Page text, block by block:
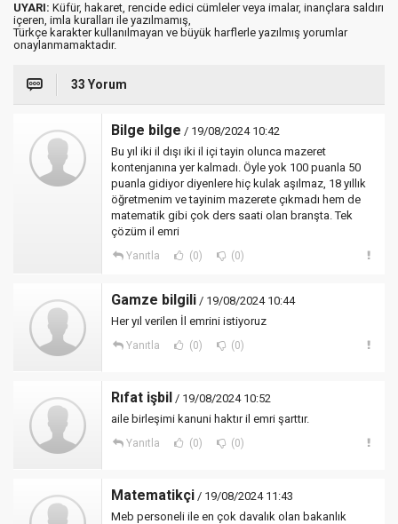
UYARI: Küfür, hakaret, rencide edici cümleler veya imalar, inançlara saldırı
içeren, imla kuralları ile yazılmamış,
Türkçe karakter kullanılmayan ve büyük harflerle yazılmış yorumlar
onaylanmamaktadır.
33 Yorum
Bilge bilge / 19/08/2024 10:42
Bu yıl iki il dışı iki il içi tayin olunca mazeret
kontenjanına yer kalmadı. Öyle yok 100 puanla 50
puanla gidiyor diyenlere hiç kulak aşılmaz, 18 yıllık
öğretmenim ve tayinim mazerete çıkmadı hem de
matematik gibi çok ders saati olan branşta. Tek
çözüm il emri
Yanıtla (0) (0)
Gamze bilgili / 19/08/2024 10:44
Her yıl verilen İl emrini istiyoruz
Yanıtla (0) (0)
Rıfat işbil / 19/08/2024 10:52
aile birleşimi kanuni haktır il emri şarttır.
Yanıtla (0) (0)
Matematikçi / 19/08/2024 11:43
Meb personeli ile en çok davalık olan bakanlık